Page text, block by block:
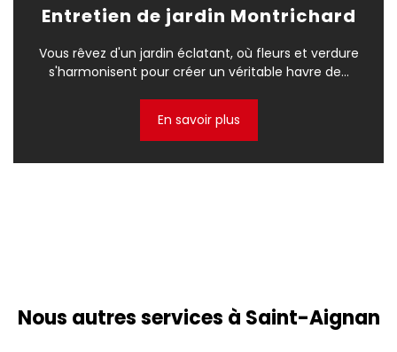
Entretien de jardin Montrichard
Vous rêvez d'un jardin éclatant, où fleurs et verdure
s'harmonisent pour créer un véritable havre de...
En savoir plus
Nous autres services à Saint-Aignan